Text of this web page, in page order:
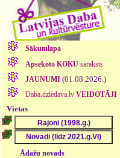
Sākumlapa
Apsekoto KOKUsaraksts
JAUNUMI (01.08.2026.)
Daba.dziedava.lv VEIDOTĀJI
Vietas
Ādažu novads